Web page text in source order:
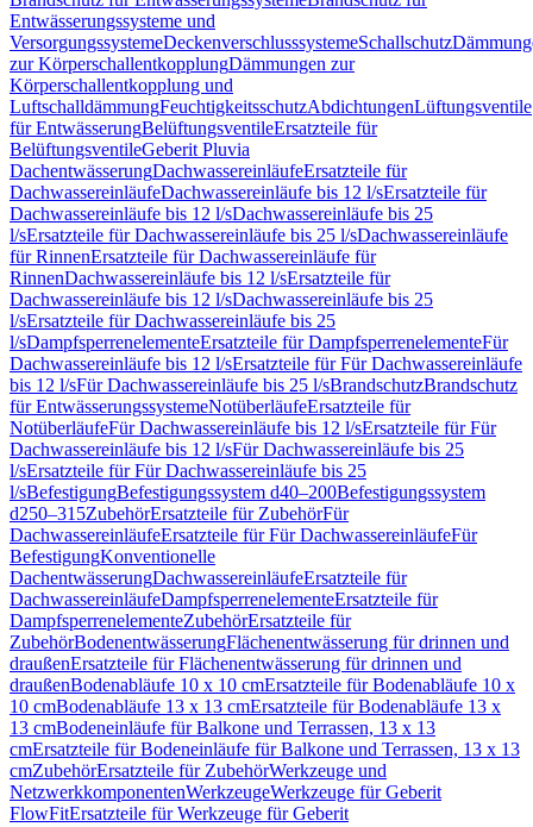
Entwässerungssysteme und
VersorgungssystemeDeckenverschlusssystemeSchallschutz
zur KörperschallentkopplungDämmungen zur
Körperschallentkopplung und
LuftschalldämmungFeuchtigkeitsschutzAbdichtungenLüftungsventile
für EntwässerungBelüftungsventileErsatzteile für
BelüftungsventileGeberit Pluvia
DachentwässerungDachwassereinläufeErsatzteile für
DachwassereinläufeDachwassereinläufe bis 12 l/sErsatzteile für
Dachwassereinläufe bis 12 l/sDachwassereinläufe bis 25
l/sErsatzteile für Dachwassereinläufe bis 25 l/sDachwassereinläufe
für RinnenErsatzteile für Dachwassereinläufe für
RinnenDachwassereinläufe bis 12 l/sErsatzteile für
Dachwassereinläufe bis 12 l/sDachwassereinläufe bis 25
l/sErsatzteile für Dachwassereinläufe bis 25
l/sDampfsperrenelementeErsatzteile für DampfsperrenelementeFür
Dachwassereinläufe bis 12 l/sErsatzteile für Für Dachwassereinläufe
bis 12 l/sFür Dachwassereinläufe bis 25 l/sBrandschutzBrandschutz
für EntwässerungssystemeNotüberläufeErsatzteile für
NotüberläufeFür Dachwassereinläufe bis 12 l/sErsatzteile für Für
Dachwassereinläufe bis 12 l/sFür Dachwassereinläufe bis 25
l/sErsatzteile für Für Dachwassereinläufe bis 25
l/sBefestigungBefestigungssystem d40–200Befestigungssystem
d250–315ZubehörErsatzteile für ZubehörFür
DachwassereinläufeErsatzteile für Für DachwassereinläufeFür
BefestigungKonventionelle
DachentwässerungDachwassereinläufeErsatzteile für
DachwassereinläufeDampfsperrenelementeErsatzteile für
DampfsperrenelementeZubehörErsatzteile für
ZubehörBodenentwässerungFlächenentwässerung für drinnen und
draußenErsatzteile für Flächenentwässerung für drinnen und
draußenBodenabläufe 10 x 10 cmErsatzteile für Bodenabläufe 10 x
10 cmBodenabläufe 13 x 13 cmErsatzteile für Bodenabläufe 13 x
13 cmBodeneinläufe für Balkone und Terrassen, 13 x 13
cmErsatzteile für Bodeneinläufe für Balkone und Terrassen, 13 x 13
cmZubehörErsatzteile für ZubehörWerkzeuge und
NetzwerkkomponentenWerkzeugeWerkzeuge für Geberit
FlowFitErsatzteile für Werkzeuge für Geberit